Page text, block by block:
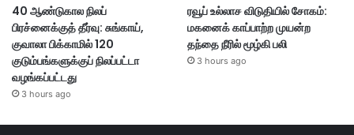
40 ஆண்டுகால நிலப்
பிரச்னைக்குத் தீர்வு: சுங்காய்,
குவாலா பிக்காமில் 120
குடும்பங்களுக்குப் நிலப்பட்டா
வழங்கப்பட்டது
3 hours ago
ரவூப் உல்லாச விடுதியில் சோகம்:
மகனைக் காப்பாற்ற முயன்ற
தந்தை நீரில் மூழ்கி பலி
3 hours ago